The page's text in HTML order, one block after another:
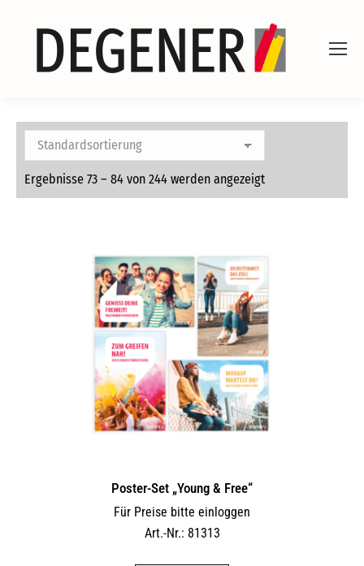
Ergebnisse 73 – 84 von 244 werden angezeigt
Poster-Set „Young & Free“
Für Preise bitte einloggen
Art.-Nr.: 81313